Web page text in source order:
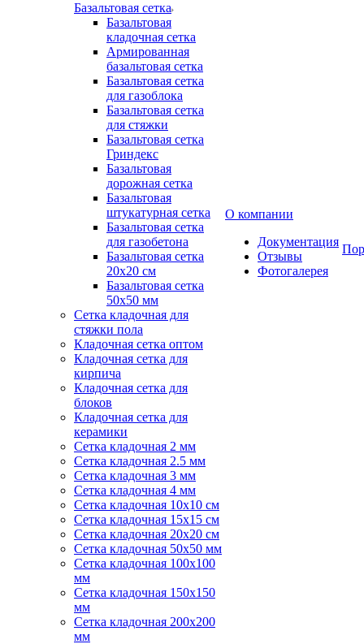
Базальтовая сетка
Базальтовая
кладочная сетка
Армированная
базальтовая сетка
Базальтовая сетка
для газоблока
Базальтовая сетка
для стяжки
Базальтовая сетка
Гриндекс
Базальтовая
дорожная сетка
Базальтовая
штукатурная сетка
Базальтовая сетка
для газобетона
Базальтовая сетка
20x20 см
Базальтовая сетка
50x50 мм
Сетка кладочная для
стяжки пола
Кладочная сетка оптом
Кладочная сетка для
кирпича
Кладочная сетка для
блоков
Кладочная сетка для
керамики
Сетка кладочная 2 мм
Сетка кладочная 2.5 мм
Сетка кладочная 3 мм
Сетка кладочная 4 мм
Сетка кладочная 10x10 см
Сетка кладочная 15x15 см
Сетка кладочная 20x20 см
Сетка кладочная 50x50 мм
Сетка кладочная 100x100
мм
Сетка кладочная 150x150
мм
Сетка кладочная 200x200
мм
О компании
Документация
Отзывы
Фотогалерея